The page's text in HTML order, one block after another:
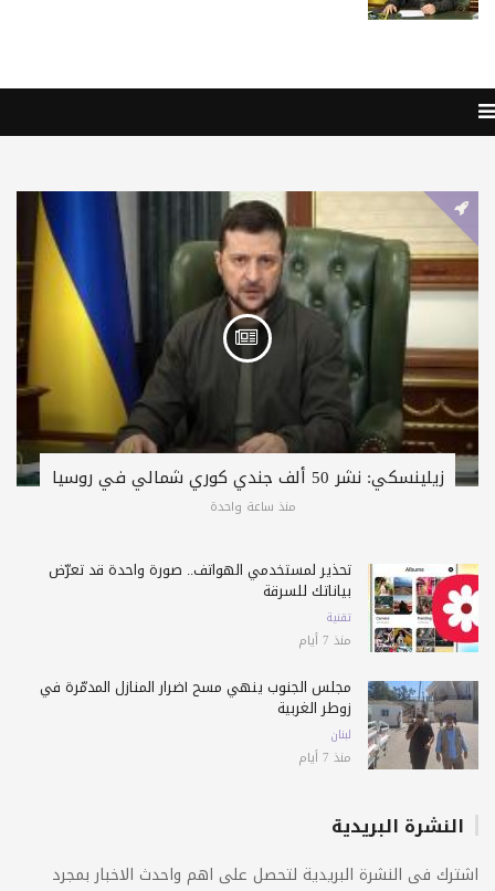
زيلينسكي: نشر 50 ألف جندي كوري شمالي في روسيا
منذ ساعة واحدة
تحذير لمستخدمي الهواتف.. صورة واحدة قد تعرّض
بياناتك للسرقة
تقنية
منذ 7 أيام
مجلس الجنوب ينهي مسح أضرار المنازل المدمّرة في
زوطر الغربية
لبنان
منذ 7 أيام
النشرة البريدية
اشترك فى النشرة البريدية لتحصل على اهم واحدث الاخبار بمجرد